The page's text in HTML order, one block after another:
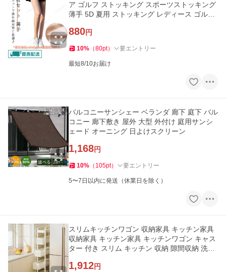
ア ゴルフ ストッキング スポーツストッキング
薄手 5D 夏用 ストッキング レディース ゴルフ
880円
10% （80pt） 要エントリー
最短8/10お届け
バルコニーサンシェー ベランダ 廊下 庭下 バル
コニー 廊下敷き 屋外 大型 外付け 庭用サンシ
ェード オーニング 日よけスクリーン
1,168円
10% （ 105pt） 要エントリー
5〜7日以内に発送（休業日を除く）
スリムキッチンワゴン 収納家具 キッチン家具
収納家具 キッチン家具 キッチンワゴン キャス
ター 付き スリム キッチン 収納 隙間収納 洗面
1,912円